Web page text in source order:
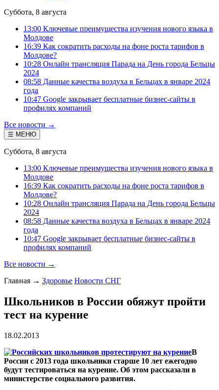
Суббота, 8 августа
13:00 Ключевые преимущества изучения нового языка в
Молдове
16:39 Как сократить расходы на фоне роста тарифов в
Молдове?
10:28 Онлайн трансляция Парада на День города Бельцы
2024
08:58 Данные качества воздуха в Бельцах в январе 2024
года
10:47 Google закрывает бесплатные бизнес-сайты в
профилях компаний
Все новости →
☰ МЕНЮ
Суббота, 8 августа
13:00 Ключевые преимущества изучения нового языка в
Молдове
16:39 Как сократить расходы на фоне роста тарифов в
Молдове?
10:28 Онлайн трансляция Парада на День города Бельцы
2024
08:58 Данные качества воздуха в Бельцах в январе 2024
года
10:47 Google закрывает бесплатные бизнес-сайты в
профилях компаний
Все новости →
Главная → Здоровье Новости СНГ
Школьников в России обяжут пройти
тест на курение
18.02.2013
В
России с 2013 года школьники старше 10 лет ежегодно
будут тестироваться на курение. Об этом рассказали в
министерстве социального развития.